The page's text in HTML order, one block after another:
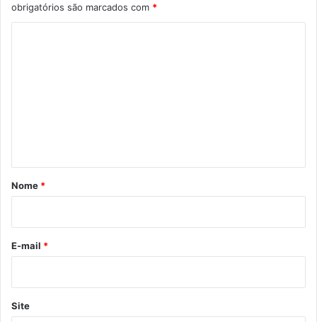
obrigatórios são marcados com *
r
*
Nome *
E-mail *
Site